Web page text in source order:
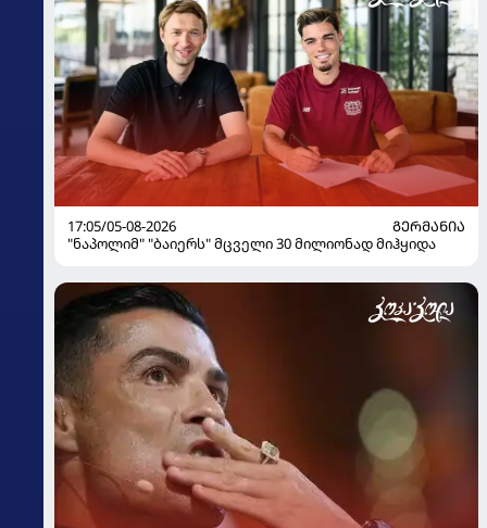
17:05/05-08-2026
ᲒᲔᲠᲛᲐᲜᲘᲐ
"ნაპოლიმ" "ბაიერს" მცველი 30 მილიონად მიჰყიდა